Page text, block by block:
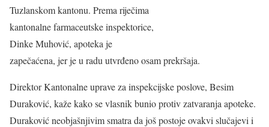
Tuzlanskom kantonu. Prema riječima
kantonalne farmaceutske inspektorice,
Dinke Muhović, apoteka je
zapečaćena, jer je u radu utvrđeno osam prekršaja.
Direktor Kantonalne uprave za inspekcijske poslove, Besim
Duraković, kaže kako se vlasnik bunio protiv zatvaranja apoteke.
Duraković neobjašnjivim smatra da još postoje ovakvi slučajevi i